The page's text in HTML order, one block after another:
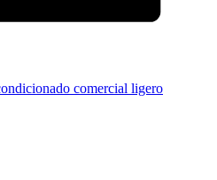
comercial ligero